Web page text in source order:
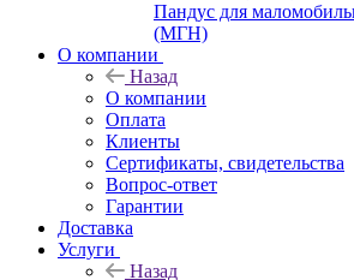
Пандус для
(МГН)
О компании
Назад
О компании
Оплата
Клиенты
Сертификаты, свидетельства
Вопрос-ответ
Гарантии
Доставка
Услуги
Назад